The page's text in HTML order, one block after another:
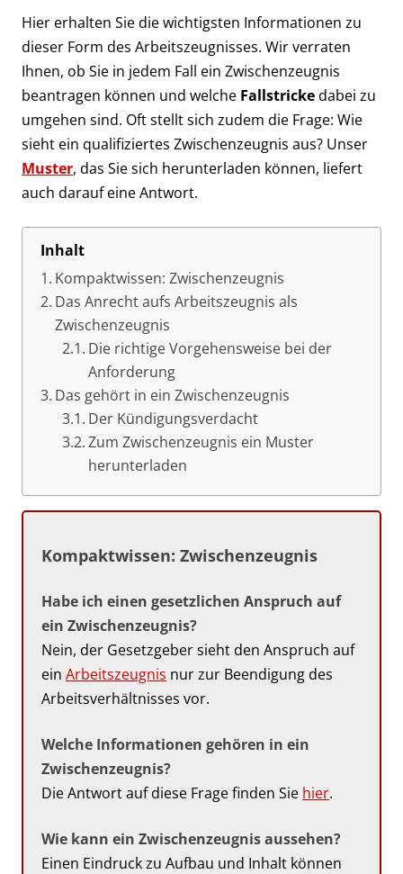
Hier erhalten Sie die wichtigsten Informationen zu
dieser Form des Arbeitszeugnisses. Wir verraten
Ihnen, ob Sie in jedem Fall ein Zwischenzeugnis
beantragen können und welche Fallstrickedabei zu
umgehen sind. Oft stellt sich zudem die Frage: Wie
sieht ein qualifiziertes Zwischenzeugnis aus? Unser
Muster, das Sie sich herunterladen können, liefert
auch darauf eine Antwort.
Inhalt
Kompaktwissen: Zwischenzeugnis
Das Anrecht aufs Arbeitszeugnis als
Zwischenzeugnis
Die richtige Vorgehensweise bei der
Anforderung
Das gehört in ein Zwischenzeugnis
Der Kündigungsverdacht
Zum Zwischenzeugnis ein Muster
herunterladen
Kompaktwissen: Zwischenzeugnis
Habe ich einen gesetzlichen Anspruch auf
ein Zwischenzeugnis?
Nein, der Gesetzgeber sieht den Anspruch auf
ein Arbeitszeugnis nur zur Beendigung des
Arbeitsverhältnisses vor.
Welche Informationen gehören in ein
Zwischenzeugnis?
Die Antwort auf diese Frage finden Sie hier.
Wie kann ein Zwischenzeugnis aussehen?
Einen Eindruck zu Aufbau und Inhalt können